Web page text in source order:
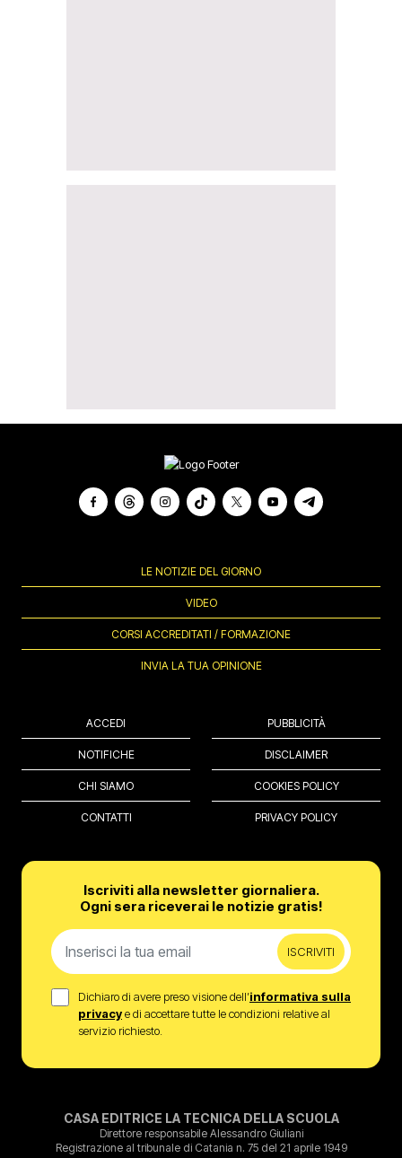
LE NOTIZIE DEL GIORNO
VIDEO
CORSI ACCREDITATI / FORMAZIONE
INVIA LA TUA OPINIONE
ACCEDI
NOTIFICHE
CHI SIAMO
CONTATTI
PUBBLICITÀ
DISCLAIMER
COOKIES POLICY
PRIVACY POLICY
Iscriviti alla newsletter giornaliera.
Ogni sera riceverai le notizie gratis!
ISCRIVITI
Dichiaro di avere preso visione dell’informativa sulla
privacye di accettare tutte le condizioni relative al
servizio richiesto.
CASA EDITRICE LA TECNICA DELLA SCUOLA
Direttore responsabile Alessandro Giuliani
Registrazione al tribunale di Catania n. 75 del 21 aprile 1949